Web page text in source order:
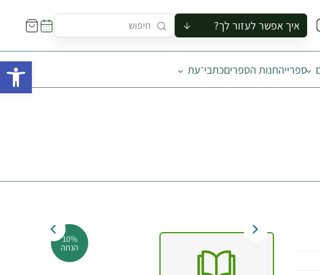
איך אפשר לעזור לך?
להזמין סיור לקבוצה
להירשם לסיור
להירשם לקורס
ספרייהחנות הספריםכתבי־עת
10%
הנחה